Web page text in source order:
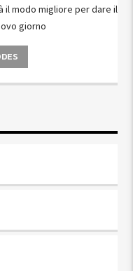
il modo migliore per dare il
giorno